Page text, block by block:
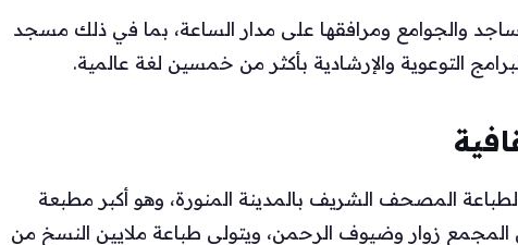
والجوامع ومرافقها على مدار الساعة، بما في ذلك مسجد
التوعوية والإرشادية بأكثر من خمسين لغة عالمية.
المصحف الشريف بالمدينة المنورة، وهو أكبر مطبعة
زوار وضيوف الرحمن، ويتولى طباعة ملايين النسخ من